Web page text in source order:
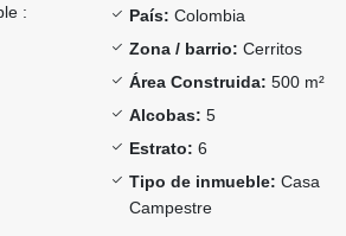
: País: Colombia
Zona / barrio: Cerritos
Área Construida: 500 m²
Alcobas: 5
Estrato: 6
Tipo de inmueble: Casa
Campestre